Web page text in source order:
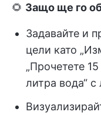
🌻 Защо ще го
Задавайте и
цели като
„Прочетете
литра вода“ с